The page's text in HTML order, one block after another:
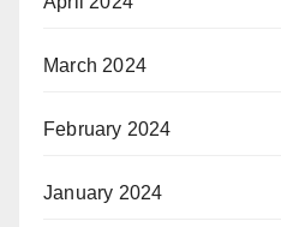
March 2024
February 2024
January 2024